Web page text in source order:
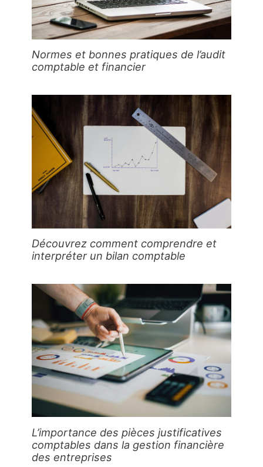
Normes et bonnes pratiques de l’audit
comptable et financier
Découvrez comment comprendre et
interpréter un bilan comptable
L’importance des pièces justificatives
comptables dans la gestion financière
des entreprises